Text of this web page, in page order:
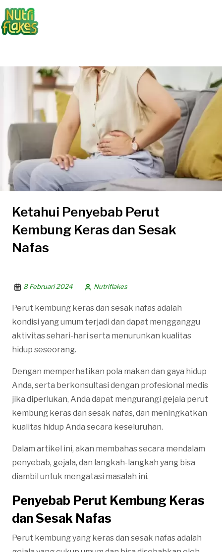
Ketahui Penyebab Perut
Kembung Keras dan Sesak
Nafas
8 Februari 2024 Nutriflakes
Perut kembung keras dan sesak nafas adalah
kondisi yang umum terjadi dan dapat mengganggu
aktivitas sehari-hari serta menurunkan kualitas
hidup seseorang.
Dengan memperhatikan pola makan dan gaya hidup
Anda, serta berkonsultasi dengan profesional medis
jika diperlukan, Anda dapat mengurangi gejala perut
kembung keras dan sesak nafas, dan meningkatkan
kualitas hidup Anda secara keseluruhan.
Dalam artikel ini, akan membahas secara mendalam
penyebab, gejala, dan langkah-langkah yang bisa
diambil untuk mengatasi masalah ini.
Penyebab Perut Kembung Keras
dan Sesak Nafas
Perut kembung yang keras dan sesak nafas adalah